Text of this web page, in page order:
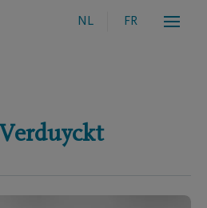
NL FR
Verduyckt